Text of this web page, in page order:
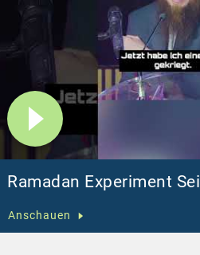
Ramadan Experiment Seil
Anschauen